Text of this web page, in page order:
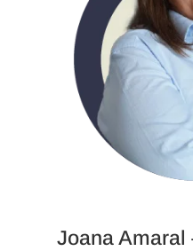
Joana Amaral